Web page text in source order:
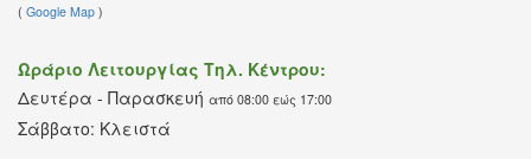
( Google Map )
Ωράριο Λειτουργίας Τηλ. Κέντρου:
Δευτέρα - Παρασκευή από 08:00 εώς 17:00
Σάββατο: Κλειστά